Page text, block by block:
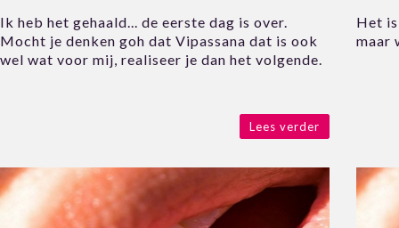
Ik heb het gehaald... de eerste dag is over.
Mocht je denken goh dat Vipassana dat is ook
wel wat voor mij, realiseer je dan het volgende.
Lees verder
Het
maar